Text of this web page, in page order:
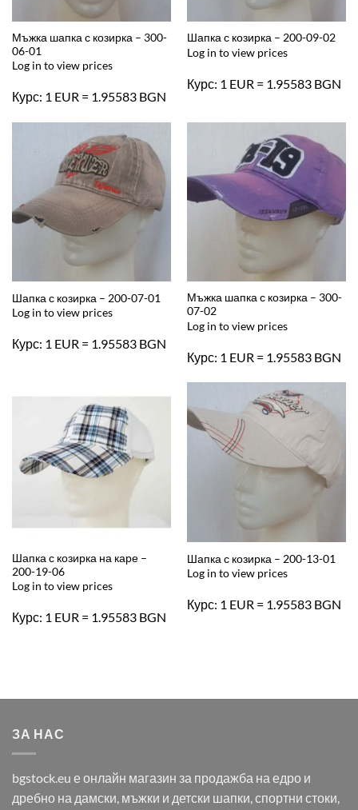
Мъжка шапка с козирка – 300-
06-01
Log in to view prices
Курс: 1 EUR = 1.95583 BGN
Шапка с козирка – 200-09-02
Log in to view prices
Курс: 1 EUR = 1.95583 BGN
Шапка с козирка – 200-07-01
Log in to view prices
Курс: 1 EUR = 1.95583 BGN
Мъжка шапка с козирка – 300-
07-02
Log in to view prices
Курс: 1 EUR = 1.95583 BGN
Шапка с козирка на каре –
200-19-06
Log in to view prices
Курс: 1 EUR = 1.95583 BGN
Шапка с козирка – 200-13-01
Log in to view prices
Курс: 1 EUR = 1.95583 BGN
ЗА НАС
bgstock.eu е онлайн магазин за продажба на едро и
дребно на дамски, мъжки и детски шапки, спортни стоки,